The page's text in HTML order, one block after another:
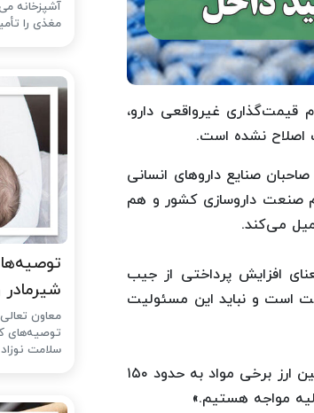
قیمت‌گذاری غیرواقعی دارو،
صنایع داروهای انسانی
صنعت داروسازی کشور و هم
می‌کند.
افزایش پرداختی از جیب
است و نباید این مسئولیت
سپهری افزود: «ارز ترجیحی از بخش عمده مواد اولیه دارویی حذف شده و نرخ تأمین ارز برخی مواد به حدود ۱۵۰
آشپزخانه
مغذی را
شیرمادر
معاون
توصیه‌های
سلامت